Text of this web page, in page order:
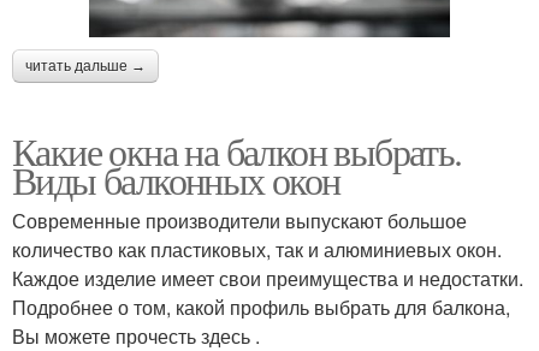
читать дальше →
Какие окна на балкон выбрать.
Виды балконных окон
Современные производители выпускают большое
количество как пластиковых, так и алюминиевых окон.
Каждое изделие имеет свои преимущества и недостатки.
Подробнее о том, какой профиль выбрать для балкона,
Вы можете прочесть здесь .